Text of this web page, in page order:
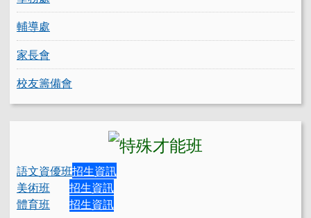
輔導處
家長會
校友籌備會
語文資優班招生資訊
美術班
招生資訊
體育班
招生資訊